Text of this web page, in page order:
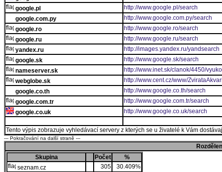
google.pl
http://www.google.pl/search
google.com.py
http://www.google.com.py/search
google.ro
http://www.google.ro/search
google.ru
http://www.google.ru/search
yandex.ru
http://images.yandex.ru/yandsearch
google.sk
http://www.google.sk/search
nameserver.sk
http://www.inet.sk/clanok/4450/
webglobe.sk
http://www.cent.cz/www/
google.co.th
http://www.google.co.th/search
google.com.tr
http://www.google.com.tr/search
google.co.uk
http://www.google.co.uk/search
Tento výpis zobrazuje vyhledávací servery z kterých se u živatelé k Vám
--- Pokračování na další straně ---
Skupina
Počet
%
seznam.cz
305
30.409%